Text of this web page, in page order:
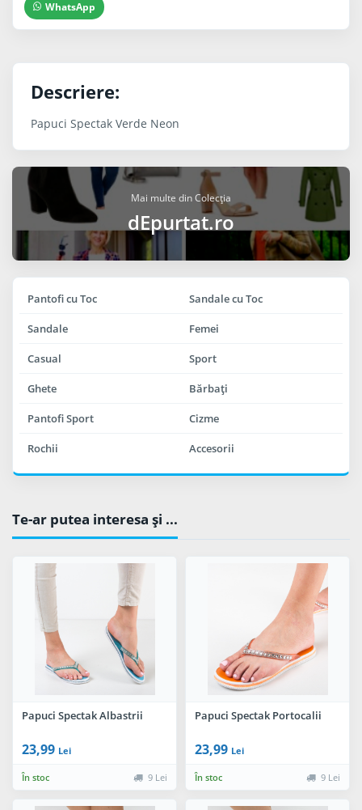
WhatsApp
Descriere:
Papuci Spectak Verde Neon
Mai multe din Colecția
dEpurtat.ro
Pantofi cu Toc Sandale cu Toc
Sandale Femei
Casual Sport
Ghete Bărbaţi
Pantofi Sport Cizme
Rochii Accesorii
Te-ar putea interesa şi ...
Papuci Spectak Albastrii
23,99 Lei
În stoc 9 Lei
Papuci Spectak Portocalii
23,99 Lei
În stoc 9 Lei